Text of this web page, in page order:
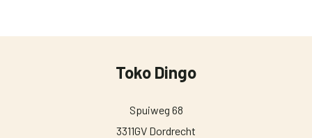
Toko Dingo
Spuiweg 68
3311GV Dordrecht